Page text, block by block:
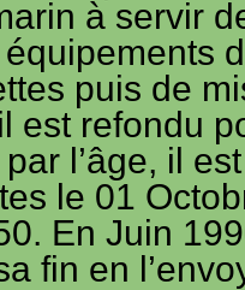
à servir
puis de
est refondu
l’âge, il
le 01
En Juin
fin en